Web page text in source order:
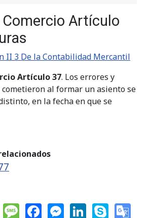
Comercio Artículo
II 3 De la Contabilidad Mercantil
Artículo 37. Los errores y
al formar un asiento se
en la fecha en que se
TelegramMessageFacebookMessengerLinkedIn
Skype